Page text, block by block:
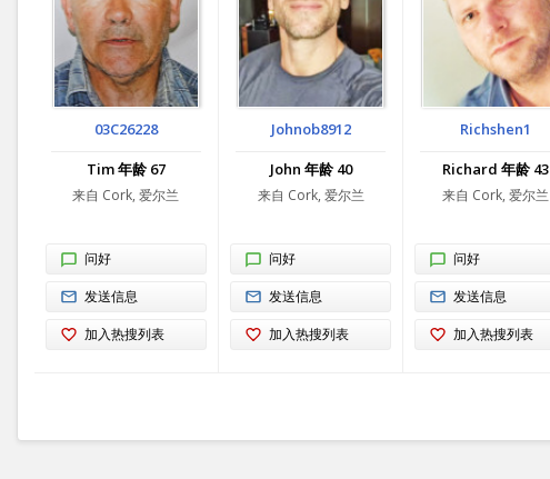
03C26228
Tim 年龄 67
来自 Cork, 爱尔兰
问好
发送信息
加入热搜列表
Johnob8912
John 年龄 40
来自 Cork, 爱尔兰
问好
发送信息
加入热搜列表
Richshen1
Richard 年龄 43
来自 Cork, 爱尔兰
问好
发送信息
加入热搜列表